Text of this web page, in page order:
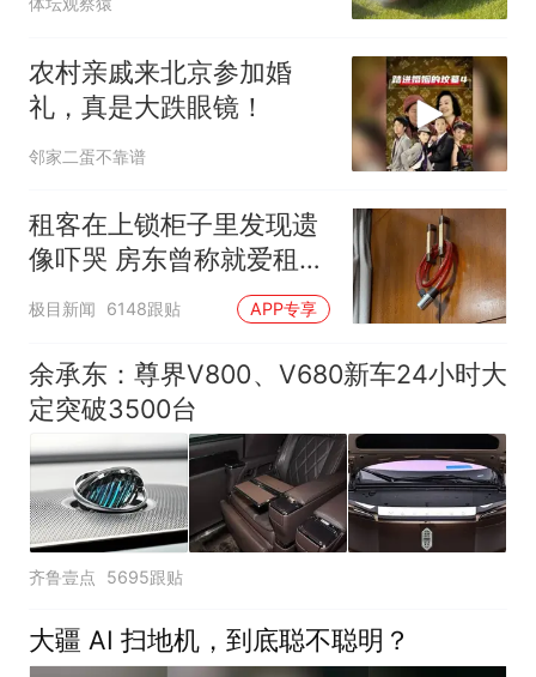
农村亲戚来北京参加婚
礼，真是大跌眼镜！
邻家二蛋不靠谱
租客在上锁柜子里发现遗
像吓哭 房东曾称就爱租给
男生
极目新闻 6148跟贴 APP专享
余承东：尊界V800、V680新车24小时大
定突破3500台
齐鲁壹点 5695跟贴
大疆 AI 扫地机，到底聪不聪明？